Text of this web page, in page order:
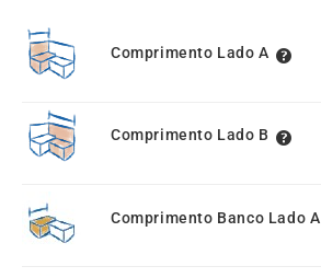
Comprimento Lado A
Comprimento Lado B
Comprimento Banco Lado A